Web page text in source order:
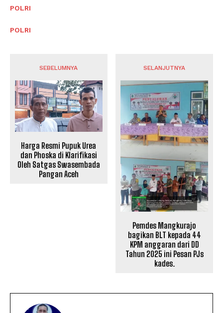
POLRI
POLRI
SEBELUMNYA
Harga Resmi Pupuk Urea
dan Phoska di Klarifikasi
Oleh Satgas Swasembada
Pangan Aceh
SELANJUTNYA
Pemdes Mangkurajo
bagikan BLT kepada 44
KPM anggaran dari DD
Tahun 2025 ini Pesan PJs
kades.